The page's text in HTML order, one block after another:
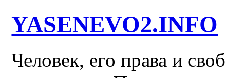
YASENEVO2.INFO
Человек, его права и